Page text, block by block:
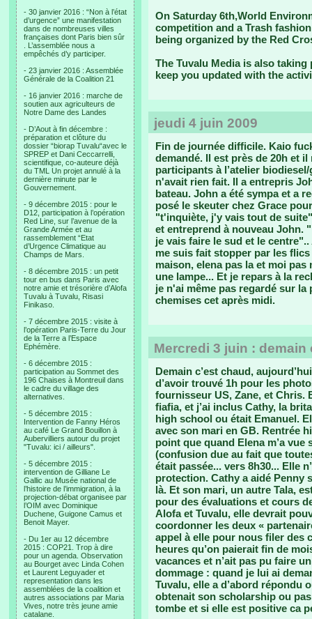
- 30 janvier 2016 : “Non à l’état
d’urgence” une manifestation
dans de nombreuses villes
françaises dont Paris bien sûr
. L’assemblée nous a
empêchés d’y participer.
- 23 janvier 2016 : Assemblée
Générale de la Coalition 21
- 16 janvier 2016 : marche de
soutien aux agriculteurs de
Notre Dame des Landes
- D’Aout à fin décembre :
préparation et clôture du
dossier “biorap Tuvalu“avec le
SPREP et Dani Ceccarrelli,
scientifique, co-auteure déjà
du TML Un projet annulé à la
dernière minute par le
Gouvernement.
- 9 décembre 2015 : pour le
D12, participation à l’opération
Red Line, sur l’avenue de la
Grande Armée et au
rassemblement “Etat
d’Urgence Climatique au
Champs de Mars.
- 8 décembre 2015 : un petit
tour en bus dans Paris avec
notre amie et trésorière d’Alofa
Tuvalu à Tuvalu, Risasi
Finikaso.
- 7 décembre 2015 : visite à
l’opération Paris-Terre du Jour
de la Terre a l’Espace
Ephémère.
- 6 décembre 2015 :
participation au Sommet des
196 Chaises à Montreuil dans
le cadre du village des
alternatives.
- 5 décembre 2015 :
Intervention de Fanny Héros
au café Le Grand Bouillon à
Aubervilliers autour du projet
"Tuvalu: ici / ailleurs".
- 5 décembre 2015 :
intervention de Gilliane Le
Gallic au Musée national de
l’histoire de l’immigration, à la
projection-débat organisee par
l’OIM avec Dominique
Duchene, Guigone Camus et
Benoit Mayer.
- Du 1er au 12 décembre
2015 : COP21. Trop à dire
pour un agenda. Observation
au Bourget avec Linda Cohen
et Laurent Leguyader et
representation dans les
assemblées de la coalition et
autres associations par Maria
Vives, notre très jeune amie
catalane.
On Saturday 6th,World
competition and a Trash
being organized by the Red
The Tuvalu Media is also
keep you updated with the
jeudi 4 juin 2009
Fin de journée difficile. Kaio
demandé. Il est près de 20h et
participants à l’atelier
n'avait rien fait. Il a entrepris
bateau. John a été sympa et a
posé le skeuter chez Grace
"t'inquiète, j'y vais tout de
et entreprend à nouveau John.
je vais faire le sud et le
me suis fait stopper par les
maison, elena pas la et moi
une lampe... Et je repars à la
je n'ai même pas regardé sur la
chemises cet après midi.
Mercredi 3 juin :
Demain c’est chaud,
d’avoir trouvé 1h pour les
fournisseur US, Zane, et Chris.
fiafia, et j’ai inclus Cathy, la
high school ou était Emanuel.
avec son mari en GB. Rentrée
point que quand Elena m’a vue
(confusion due au fait que
était passée... vers 8h30... Elle
protection. Cathy a aidé Penny
là. Et son mari, un autre Tala,
pour des évaluations et cours
Alofa et Tuvalu, elle devrait
coordonner les deux «
appel à elle pour nous filer des
heures qu’on paierait fin de
vacances et n’ait pas pu faire
dommage : quand je lui ai
Tuvalu, elle a d’abord répondu
obtenait son scholarship ou
tombe et si elle est positive ca